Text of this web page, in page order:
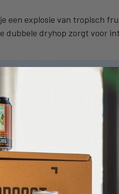
een explosie van tropisch
dubbele dryhop zorgt voor
Niet alleen vanwege de
die iets extra’s
of kip